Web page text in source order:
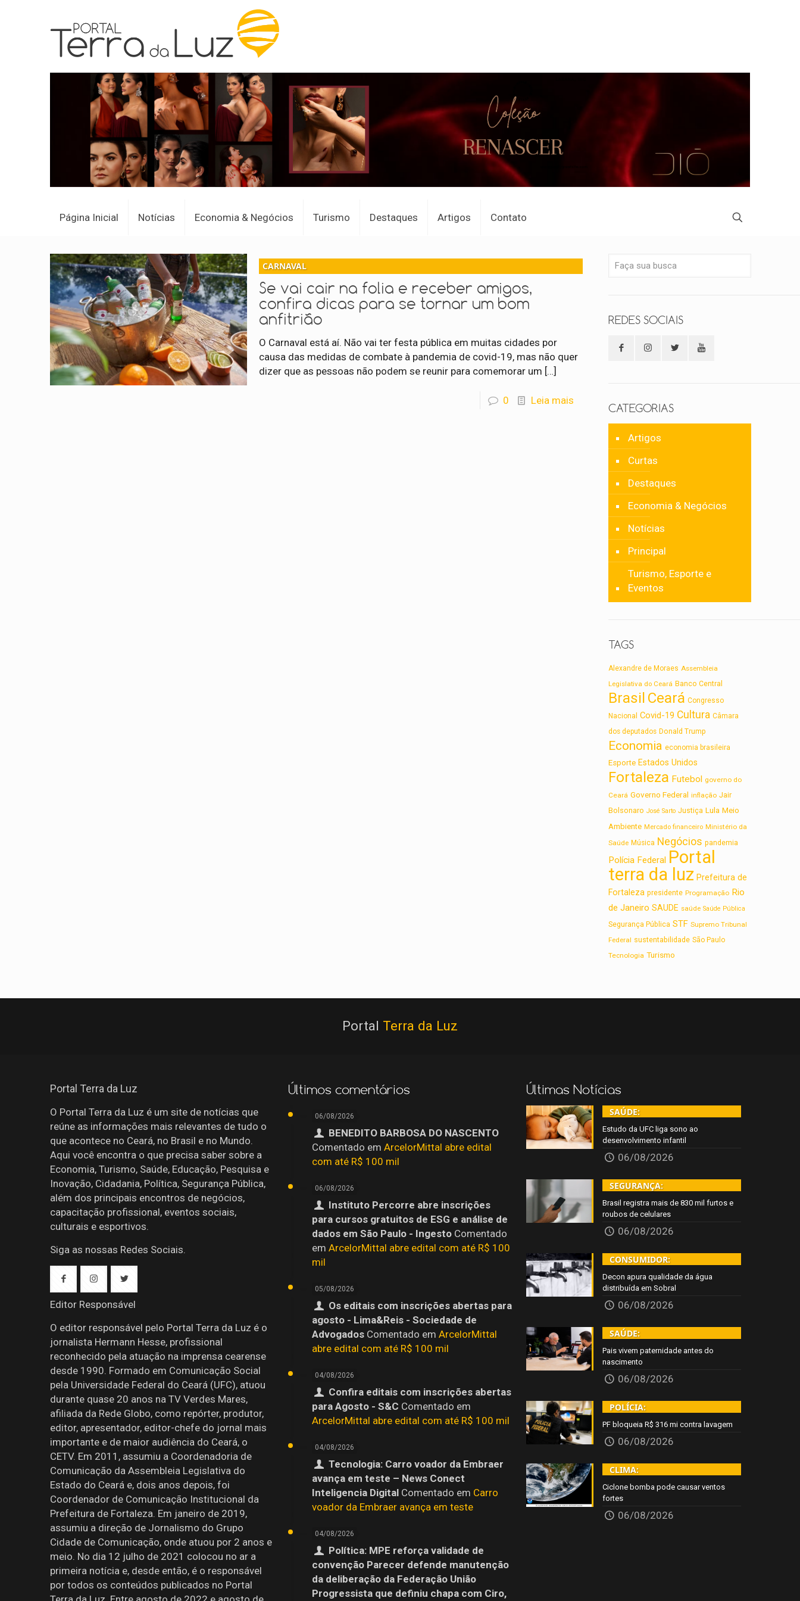
Página Inicial Notícias Economia & Negócios Turismo Destaques Artigos Contato
CARNAVAL
Se vai cair na folia e receber amigos,
confira dicas para se tornar um bom
anfitrião
O Carnaval está aí. Não vai ter festa pública em muitas cidades por
causa das medidas de combate à pandemia de covid-19, mas não quer
dizer que as pessoas não podem se reunir para comemorar um […]
0 Leia mais
REDES SOCIAIS
CATEGORIAS
Artigos
Curtas
Destaques
Economia & Negócios
Notícias
Principal
Turismo, Esporte e
Eventos
TAGS
Alexandre de Moraes Assembleia
Legislativa do Ceará Banco Central
Brasil Ceará Congresso
Nacional
Covid-19 Cultura Câmara
dos deputados Donald Trump
Economia economia brasileira
Esporte Estados Unidos
Fortaleza Futebol governo do
Ceará Governo Federal inflação Jair
Bolsonaro José Sarto Justiça Lula Meio
Ambiente Mercado financeiro Ministério da
Saúde Música Negócios pandemia
Polícia Federal Portal
terra da luz Prefeitura de
Fortaleza presidente Programação Rio
de Janeiro SAUDE saúde Saúde Pública
Segurança Pública STF Supremo Tribunal
Federal sustentabilidade São Paulo
Tecnologia Turismo
Portal Terra da Luz
Portal Terra da Luz
O Portal Terra da Luz é um site de notícias que
reúne as informações mais relevantes de tudo o
que acontece no Ceará, no Brasil e no Mundo.
Aqui você encontra o que precisa saber sobre a
Economia, Turismo, Saúde, Educação, Pesquisa e
Inovação, Cidadania, Política, Segurança Pública,
além dos principais encontros de negócios,
capacitação profissional, eventos sociais,
culturais e esportivos.
Siga as nossas Redes Sociais.
Editor Responsável
O editor responsável pelo Portal Terra da Luz é o
jornalista Hermann Hesse, profissional
reconhecido pela atuação na imprensa cearense
desde 1990. Formado em Comunicação Social
pela Universidade Federal do Ceará (UFC), atuou
durante quase 20 anos na TV Verdes Mares,
afiliada da Rede Globo, como repórter, produtor,
editor, apresentador, editor-chefe do jornal mais
importante e de maior audiência do Ceará, o
CETV. Em 2011, assumiu a Coordenadoria de
Comunicação da Assembleia Legislativa do
Estado do Ceará e, dois anos depois, foi
Coordenador de Comunicação Institucional da
Prefeitura de Fortaleza. Em janeiro de 2019,
assumiu a direção de Jornalismo do Grupo
Cidade de Comunicação, onde atuou por 2 anos e
meio. No dia 12 julho de 2021 colocou no ar a
primeira notícia e, desde então, é o responsável
por todos os conteúdos publicados no Portal
Últimos comentários
06/08/2026
BENEDITO BARBOSA DO NASCENTO
Comentado em ArcelorMittal abre edital
com até R$ 100 mil
06/08/2026
Instituto Percorre abre inscrições
para cursos gratuitos de ESG e análise de
dados em São Paulo - IngestoComentado
em ArcelorMittal abre edital com até R$ 100
mil
05/08/2026
Os editais com inscrições abertas para
agosto - Lima&Reis - Sociedade de
AdvogadosComentado em ArcelorMittal
abre edital com até R$ 100 mil
04/08/2026
Confira editais com inscrições abertas
para Agosto - S&C Comentado em
ArcelorMittal abre edital com até R$ 100 mil
04/08/2026
Tecnologia: Carro voador da Embraer
avança em teste – News Conect
Inteligencia DigitalComentado em Carro
voador da Embraer avança em teste
04/08/2026
Política: MPE reforça validade de
convenção Parecer defende manutenção
da deliberação da Federação União
Progressista que definiu chapa com Ciro,
Últimas Notícias
SAÚDE:
Estudo da UFC liga sono ao
desenvolvimento infantil
06/08/2026
SEGURANÇA:
Brasil registra mais de 830 mil furtos e
roubos de celulares
06/08/2026
CONSUMIDOR:
Decon apura qualidade da água
distribuída em Sobral
06/08/2026
SAÚDE:
Pais vivem paternidade antes do
nascimento
06/08/2026
POLÍCIA:
PF bloqueia R$ 316 mi contra lavagem
06/08/2026
CLIMA:
Ciclone bomba pode causar ventos
fortes
06/08/2026